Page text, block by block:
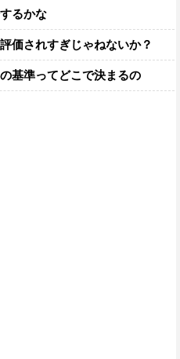
るかな
価されすぎじゃねないか？
基準ってどこで決まるの